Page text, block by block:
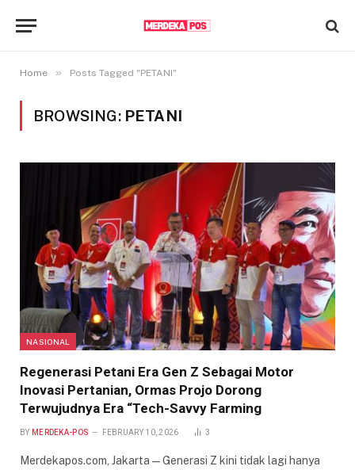
Home » Posts Tagged "PETANI"
BROWSING: PETANI
NASIONAL
Regenerasi Petani Era Gen Z Sebagai Motor
Inovasi Pertanian, Ormas Projo Dorong
Terwujudnya Era “Tech-Savvy Farming
BY MERDEKA-POS FEBRUARY 10, 2026 3
Merdekapos.com, Jakarta — Generasi Z kini tidak lagi hanya